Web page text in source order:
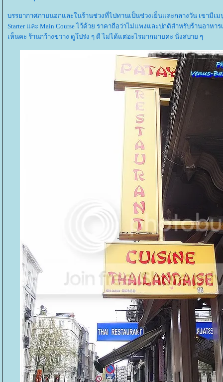
บรรยากาศภายนอกและในร้านช่วงที่ไปทานเป็นช่วงเย็นและกลางวัน เขามีเม
Starter และ Main Course ไว้ด้วย ราคาถือว่าไม่แพงและปกติสำหรับร้านอาห
เห็นคะ ร้านกว้างขวาง ดูโปร่ง ๆ ดี ไม่ได้แต่อะไรมากมายคะ นั่งสบาย ๆ